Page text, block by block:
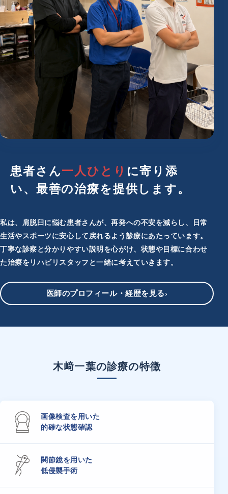
患者さん一人ひとり に寄り添
い、 最善の治療を提供します。
私は、肩脱臼に悩む患者さんが、再発への不安を減らし、日常
生活やスポーツに安心して戻れるよう診療にあたっています。
丁寧な診察と分かりやすい説明を心がけ、状態や目標に合わせ
た治療をリハビリスタッフと一緒に考えていきます。
医師のプロフィール・経歴を見る›
木﨑一葉の診療の特徴
画像検査を用いた
的確な状態確認
関節鏡を用いた
低侵襲手術